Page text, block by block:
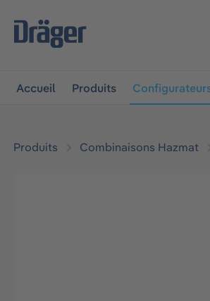
à la navigation principale
Accueil Produits
Produits Combinaisons Hazmat